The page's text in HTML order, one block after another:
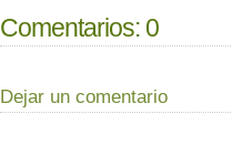
Comentarios:0
Dejar un comentario